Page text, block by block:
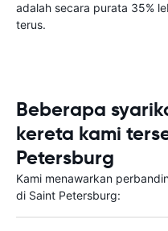
adalah secara purata 35%
terus.
Beberapa
kereta kami
Petersburg
Kami menawarkan
di Saint Petersburg: